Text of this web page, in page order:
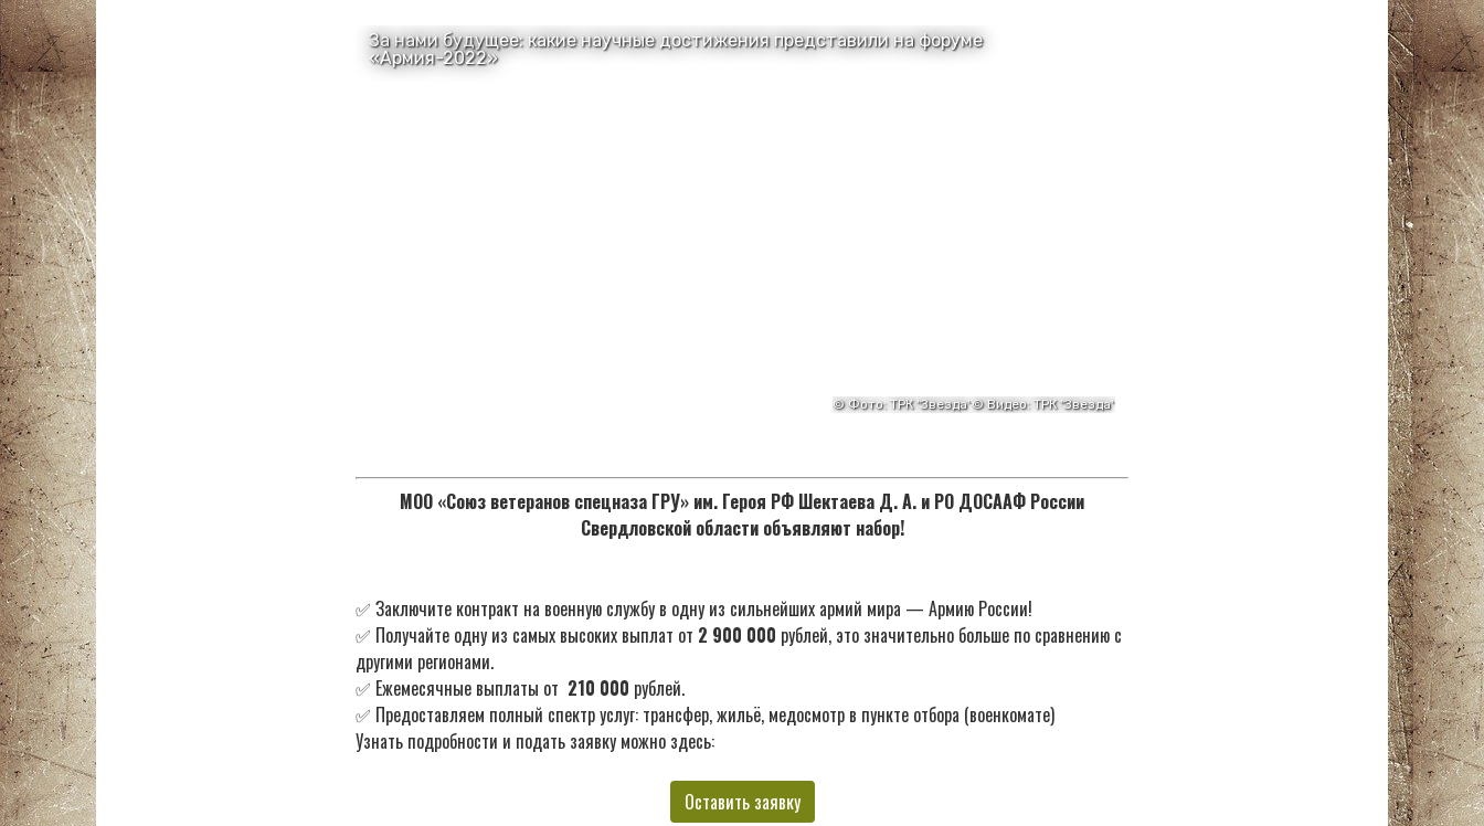
МОО «Союз ветеранов спецназа ГРУ» им. Героя РФ Шектаева Д. А. и РО ДОСААФ России
Свердловской области объявляют набор!
✅ Заключите контракт на военную службу в одну из сильнейших армий мира — Армию России!
✅ Получайте одну из самых высоких выплат от 2 900 000 рублей, это значительно больше по сравнению с
другими регионами.
✅ Ежемесячные выплаты от 210 000 рублей.
✅ Предоставляем полный спектр услуг: трансфер, жильё, медосмотр в пункте отбора (военкомате)
Узнать подробности и подать заявку можно здесь:
Оставить заявку